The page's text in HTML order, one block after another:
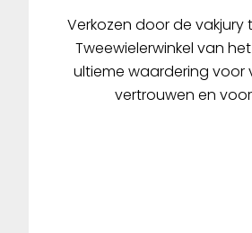
Verkozen door de
Tweewielerwinkel van
ultieme waardering voor
vertrouwen en